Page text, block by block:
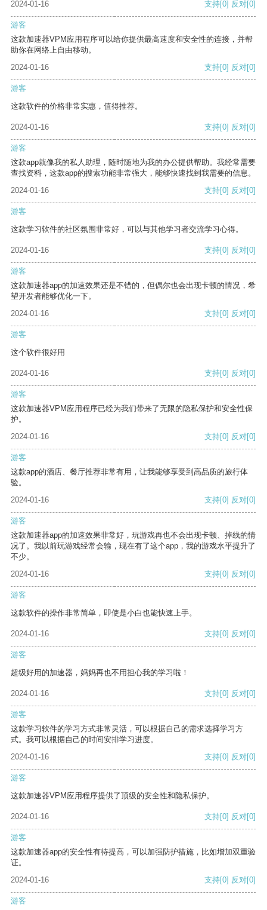
2024-01-16 支持[0] 反对[0]
游客
这款加速器VPM应用程序可以给你提供最高速度和安全性的连接，并帮
助你在网络上自由移动。
2024-01-16
支持[0] 反对[0]
游客
这款软件的价格非常实惠，值得推荐。
2024-01-16 支持[0] 反对[0]
游客
这款app就像我的私人助理，随时随地为我的办公提供帮助。我经常需要
查找资料，这款app的搜索功能非常强大，能够快速找到我需要的信息。
2024-01-16
支持[0] 反对[0]
游客
这款学习软件的社区氛围非常好，可以与其他学习者交流学习心得。
2024-01-16 支持[0] 反对[0]
游客
这款加速器app的加速效果还是不错的，但偶尔也会出现卡顿的情况，希
望开发者能够优化一下。
2024-01-16
支持[0] 反对[0]
游客
这个软件很好用
2024-01-16 支持[0] 反对[0]
游客
这款加速器VPM应用程序已经为我们带来了无限的隐私保护和安全性保
护。
2024-01-16
支持[0] 反对[0]
游客
这款app的酒店、餐厅推荐非常有用，让我能够享受到高品质的旅行体
验。
2024-01-16
支持[0] 反对[0]
游客
这款加速器app的加速效果非常好，玩游戏再也不会出现卡顿、掉线的情
况了。我以前玩游戏经常会输，现在有了这个app，我的游戏水平提升了
不少。
2024-01-16
支持[0] 反对[0]
游客
这款软件的操作非常简单，即使是小白也能快速上手。
2024-01-16 支持[0] 反对[0]
游客
超级好用的加速器，妈妈再也不用担心我的学习啦！
2024-01-16 支持[0] 反对[0]
游客
这款学习软件的学习方式非常灵活，可以根据自己的需求选择学习方
式。我可以根据自己的时间安排学习进度。
2024-01-16
支持[0] 反对[0]
游客
这款加速器VPM应用程序提供了顶级的安全性和隐私保护。
2024-01-16 支持[0] 反对[0]
游客
这款加速器app的安全性有待提高，可以加强防护措施，比如增加双重验
证。
2024-01-16
支持[0] 反对[0]
游客